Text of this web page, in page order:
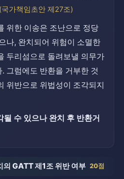
(국가책임초안 제27조)
위한 이송은 조난으로 정당
나, 완치되어 위험이 소멸한
두리섬으로 돌려보낼 의무가
그럼에도 반환을 거부한 것
위반으로 위법성이 조각되지
될 수 있으나 완치 후 반환거
의 GATT 제1조 위반 여부 20점